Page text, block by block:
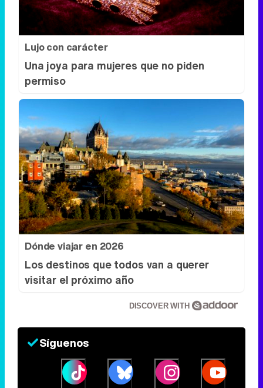
Lujo con carácter
Una joya para mujeres que no piden
permiso
Dónde viajar en 2026
Los destinos que todos van a querer
visitar el próximo año
DISCOVER WITH
Síguenos